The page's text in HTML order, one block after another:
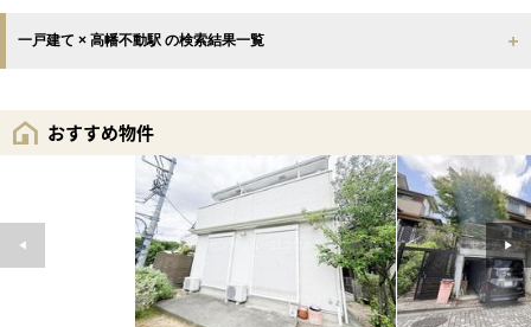
一戸建て × 高幡不動駅 の検索結果一覧
おすすめ物件